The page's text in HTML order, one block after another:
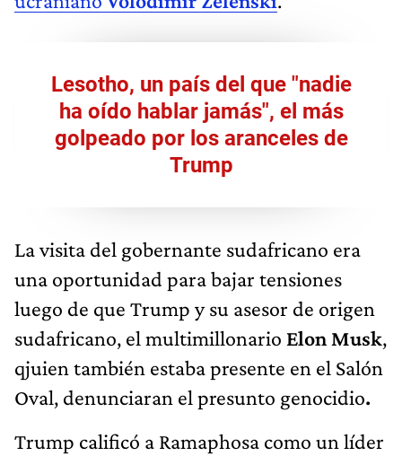
Lesotho, un país del que "nadie
ha oído hablar jamás", el más
golpeado por los aranceles de
Trump
La visita del gobernante sudafricano era
una oportunidad para bajar tensiones
luego de que Trump y su asesor de origen
sudafricano, el multimillonario Elon Musk,
qjuien también estaba presente en el Salón
Oval, denunciaran el presunto genocidio.
Trump calificó a Ramaphosa como un líder